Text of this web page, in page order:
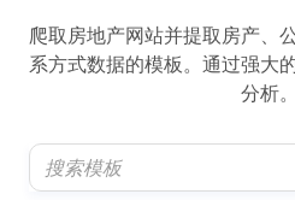
爬取房地产网站并提取房产、
系方式数据的模板。通过强大
分析。